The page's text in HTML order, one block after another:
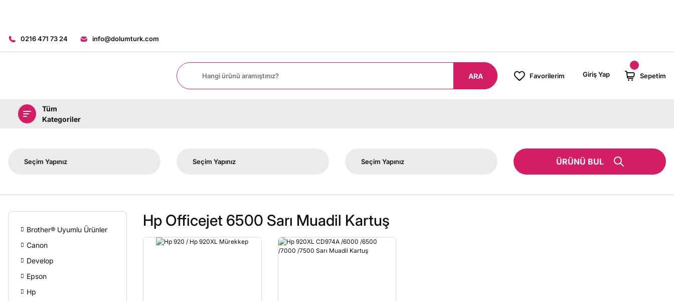
0216 471 73 24 info@dolumturk.com
ARA Favorilerim Giriş Yap Sepetim
Tüm
Kategoriler
ÜRÜNÜ BUL
Brother® Uyumlu Ürünler
Canon
Develop
Epson
Hp
Hp Officejet 6500 Sarı Muadil Kartuş